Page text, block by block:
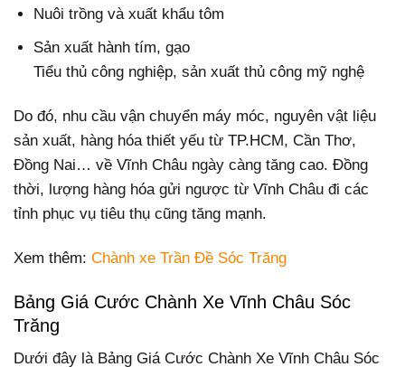
Nuôi trồng và xuất khẩu tôm
Sản xuất hành tím, gạo
Tiểu thủ công nghiệp, sản xuất thủ công mỹ nghệ
Do đó, nhu cầu vận chuyển máy móc, nguyên vật liệu
sản xuất, hàng hóa thiết yếu từ TP.HCM, Cần Thơ,
Đồng Nai… về Vĩnh Châu ngày càng tăng cao. Đồng
thời, lượng hàng hóa gửi ngược từ Vĩnh Châu đi các
tỉnh phục vụ tiêu thụ cũng tăng mạnh.
Xem thêm: Chành xe Trần Đề Sóc Trăng
Bảng Giá Cước Chành Xe Vĩnh Châu Sóc
Trăng
Dưới đây là Bảng Giá Cước Chành Xe Vĩnh Châu Sóc